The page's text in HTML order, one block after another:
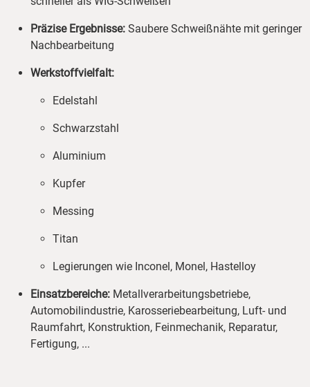
Präzise Ergebnisse: Saubere Schweißnähte mit geringer
Nachbearbeitung
Werkstoffvielfalt:
Edelstahl
Schwarzstahl
Aluminium
Kupfer
Messing
Titan
Legierungen wie Inconel, Monel, Hastelloy
Einsatzbereiche: Metallverarbeitungsbetriebe,
Automobilindustrie, Karosseriebearbeitung, Luft- und
Raumfahrt, Konstruktion, Feinmechanik, Reparatur,
Fertigung, ...